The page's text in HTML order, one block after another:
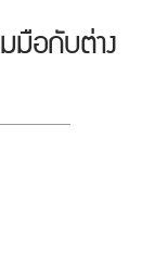
มือกับต่าง